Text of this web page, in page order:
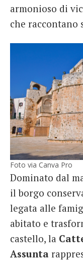
armonioso di
che raccontano
Foto via Canva Pro
Dominato dal
il borgo
legata alle
abitato e
castello, la
Assunta